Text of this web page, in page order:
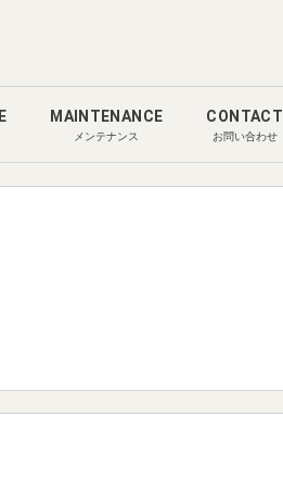
MAINTENANCE
メンテナンス
CONTACT
お問い合わせ